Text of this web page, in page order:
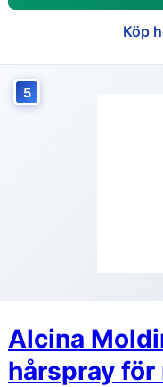
Köp
5
Alcina
hårspray